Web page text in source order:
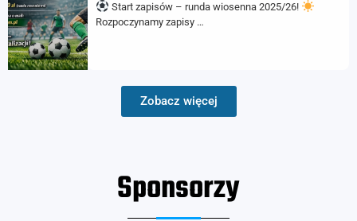
Start zapisów – runda wiosenna 2025/26!
Rozpoczynamy zapisy …
Zobacz więcej
Sponsorzy